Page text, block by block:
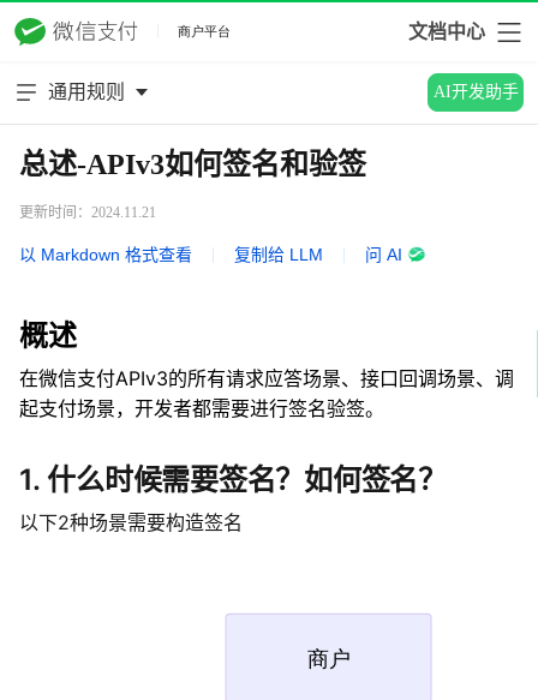
文档中心
通用规则 AI开发助手
总述-APIv3如何签名和验签
更新时间：2024.11.21
以 Markdown 格式查看 复制给 LLM 问 AI
概述
在微信支付APIv3的所有请求应答场景、接口回调场景、调
起支付场景，开发者都需要进行签名验签。
1. 什么时候需要签名？如何签名？
以下2种场景需要构造签名